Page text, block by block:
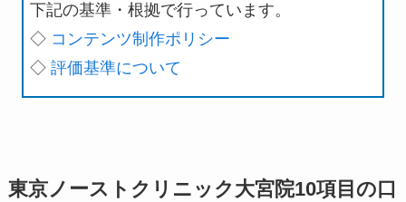
下記の基準・根拠で行っています。
◇ コンテンツ制作ポリシー
◇評価基準について
東京ノーストクリニック大宮院10項目の口